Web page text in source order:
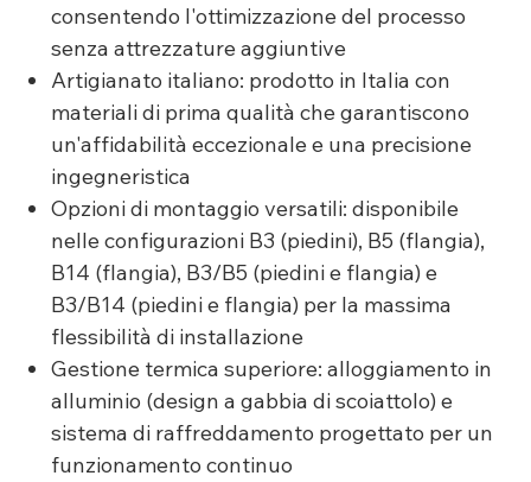
consentendo l'ottimizzazione del processo
senza attrezzature aggiuntive
Artigianato italiano: prodotto in Italia con
materiali di prima qualità che garantiscono
un'affidabilità eccezionale e una precisione
ingegneristica
Opzioni di montaggio versatili: disponibile
nelle configurazioni B3 (piedini), B5 (flangia),
B14 (flangia), B3/B5 (piedini e flangia) e
B3/B14 (piedini e flangia) per la massima
flessibilità di installazione
Gestione termica superiore: alloggiamento in
alluminio (design a gabbia di scoiattolo) e
sistema di raffreddamento progettato per un
funzionamento continuo